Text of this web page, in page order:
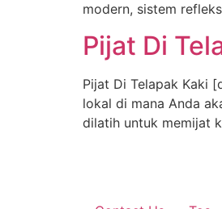
modern, sistem
Pijat Di
Pijat Di Telapak Kaki
lokal di mana Anda
dilatih untuk memijat